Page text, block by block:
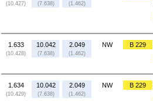
(10.427) (7.638) (1.462)
1.633
(10.428)
10.042
(7.638)
2.049
(1.462)
NW B 229
1.634
(10.429)
10.042
(7.638)
2.049
(1.462)
NW B 229